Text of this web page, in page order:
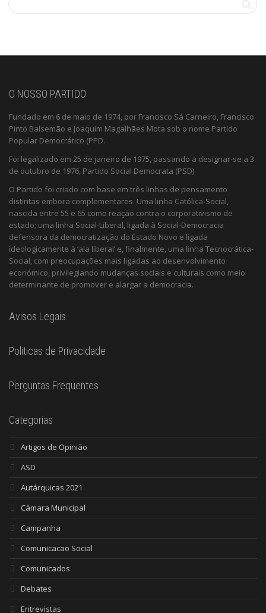
O NOSSO PARTIDO
Fundado em 6 de maio de 1974, por Francisco Sá Carneiro, Francisco
Pinto Balsemão e Joaquim Magalhães Mota sob o nome Partido
Popular Democrático (PPD.
Foi legalizado em 25 de janeiro de 1975, passando a designar-se a 3
de outubro de 1976, Partido Social Democrata (PSD)
O Partido foi criado com base em três linhas de pensamento
distintas embora complementares. Uma linha Católica-Social,
nascida entre 55 e 65 como reação contra o corporativismo de
estado; uma linha Social-Liberal, ligada à Social-Democracia
defensora da democratização do Estado Novo e ligada
ideologicamente à ‘ala liberal’ e, finalmente, uma linha Tecnocrática-
Social, com preocupações mais ligadas ao desenvolvimento
económico, privilegiando mudanças sociais e culturais como meio
determinante de promover e alargar a democracia.
Avisos Legais
Politicas de Privacidade
Perguntas Frequentes
Categorias
Artigos de Opinião
ASD
Autárquicas 2021
Càmara Municipal
Campanha
Comunicacao Social
Comunicados
Debates
Entrevistas